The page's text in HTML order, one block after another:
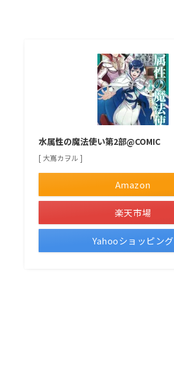
水属性の魔法使い第2部@COMIC
[ 大嶌カヲル ]
Amazon
楽天市場
Yahooショッピング